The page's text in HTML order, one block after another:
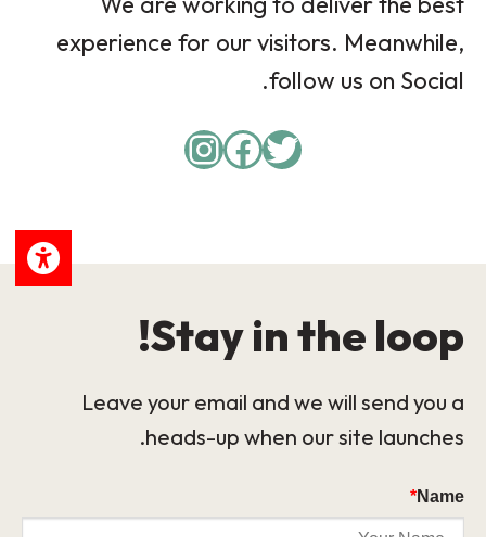
experience for our visitors. Meanwhile,
follow us on Social.
Twitter
Facebook
Instagram
Stay in the loop!
Leave your email and we will send you a
heads-up when our site launches.
Name
*